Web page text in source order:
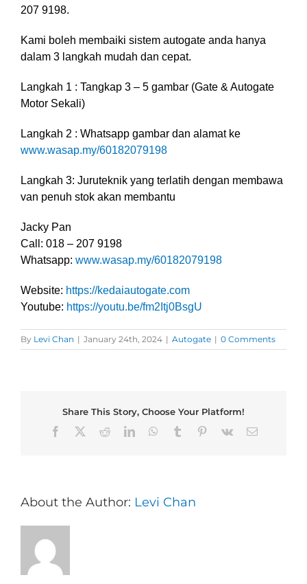
207 9198.
Kami boleh membaiki sistem autogate anda hanya
dalam 3 langkah mudah dan cepat.
Langkah 1 : Tangkap 3 – 5 gambar (Gate & Autogate
Motor Sekali)
Langkah 2 : Whatsapp gambar dan alamat ke
www.wasap.my/60182079198
Langkah 3: Juruteknik yang terlatih dengan membawa
van penuh stok akan membantu
Jacky Pan
Call: 018 – 207 9198
Whatsapp: www.wasap.my/60182079198
Website: https://kedaiautogate.com
Youtube: https://youtu.be/fm2Itj0BsgU
By Levi Chan | January 24th, 2024 | Autogate | 0 Comments
Share This Story, Choose Your Platform!
Facebook
RedditLinkedInWhatsApp
Tumblr Pinterest
Vk Email
About the Author: Levi Chan